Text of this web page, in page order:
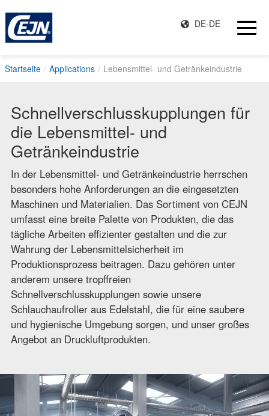
DE-DE
Startseite Applications Lebensmittel- und Getränkeindustrie
Schnellverschlusskupplungen für
die Lebensmittel- und
Getränkeindustrie
In der Lebensmittel- und Getränkeindustrie herrschen
besonders hohe Anforderungen an die eingesetzten
Maschinen und Materialien. Das Sortiment von CEJN
umfasst eine breite Palette von Produkten, die das
tägliche Arbeiten effizienter gestalten und die zur
Wahrung der Lebensmittelsicherheit im
Produktionsprozess beitragen. Dazu gehören unter
anderem unsere tropffreien
Schnellverschlusskupplungen sowie unsere
Schlauchaufroller aus Edelstahl, die für eine saubere
und hygienische Umgebung sorgen, und unser großes
Angebot an Druckluftprodukten.